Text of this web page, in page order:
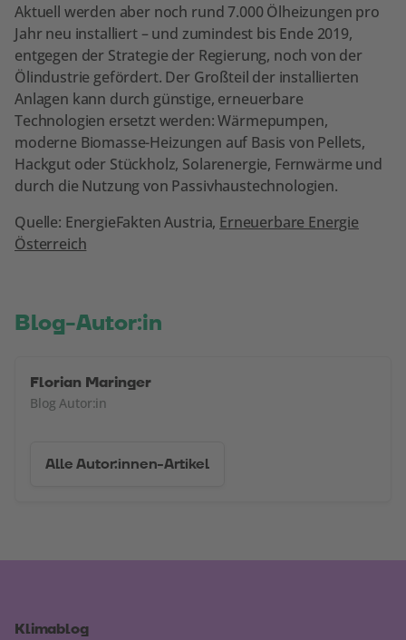
Aktuell werden aber noch rund 7.000 Ölheizungen pro
Jahr neu installiert – und zumindest bis Ende 2019,
entgegen der Strategie der Regierung, noch von der
Ölindustrie gefördert. Der Großteil der installierten
Anlagen kann durch günstige, erneuerbare
Technologien ersetzt werden: Wärmepumpen,
moderne Biomasse-Heizungen auf Basis von Pellets,
Hackgut oder Stückholz, Solarenergie, Fernwärme und
durch die Nutzung von Passivhaustechnologien.
Quelle: EnergieFakten Austria, Erneuerbare Energie
Österreich
Blog-Autor:in
Florian Maringer
Blog Autor:in
Alle Autor:innen-Artikel
Klimablog